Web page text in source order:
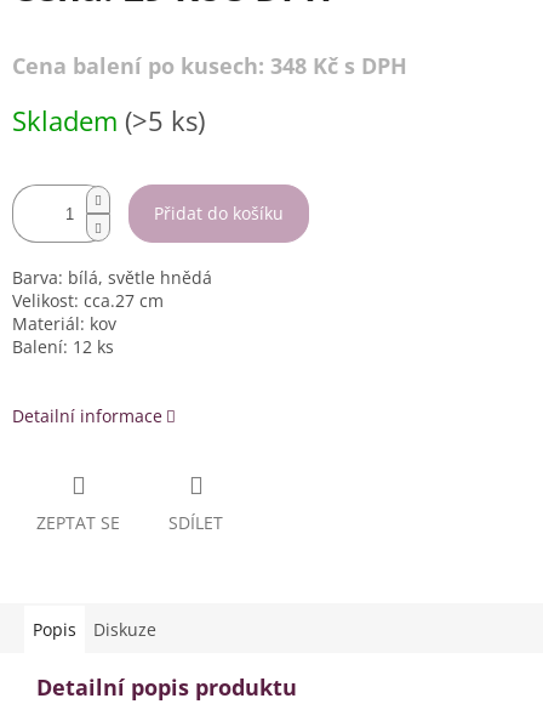
Cena balení po kusech: 348 Kč s DPH
cena:
Skladem (>5 ks)
Přidat do košíku
Barva: bílá, světle hnědá
Velikost: cca.27 cm
Materiál: kov
Balení: 12 ks
Detailní informace
ZEPTAT SE SDÍLET
Popis Diskuze
Detailní popis produktu